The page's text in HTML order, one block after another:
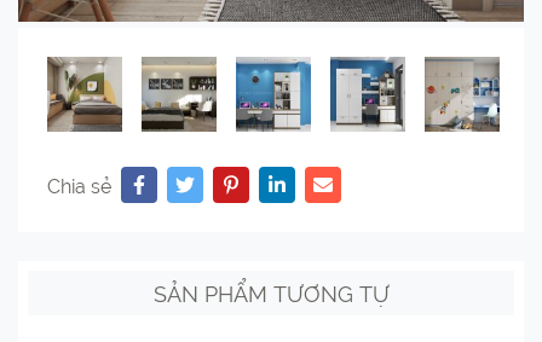
Chia sẻ
SẢN PHẨM TƯƠNG TỰ